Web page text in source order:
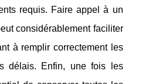
requis. Faire appel à un
considérablement faciliter
à remplir correctement les
délais. Enfin, une fois les